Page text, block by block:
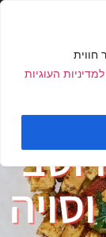
חווית
למדיניות העוגיות